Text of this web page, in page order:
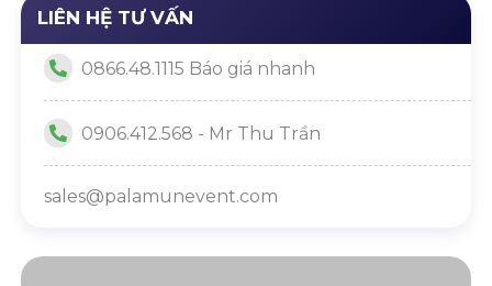
sắc màu
LIÊN HỆ TƯ VẤN
0866.48.1115 Báo giá nhanh
0906.412.568 - Mr Thu Trần
sales@palamunevent.com